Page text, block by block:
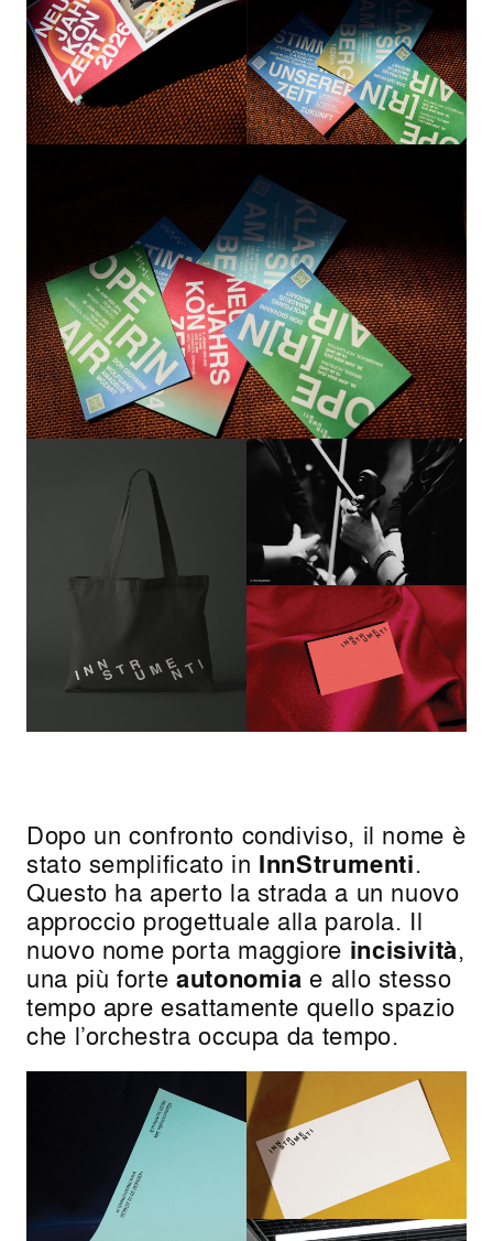
Dopo un confronto condiviso, il nome è
stato semplificato in InnStrumenti.
Questo ha aperto la strada a un nuovo
approccio progettuale alla parola. Il
nuovo nome porta maggiore incisività,
una più forte autonomia e allo stesso
tempo apre esattamente quello spazio
che l’orchestra occupa da tempo.